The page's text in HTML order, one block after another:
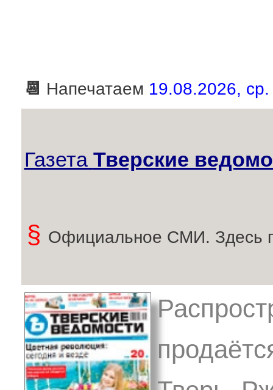
📆 Напечатаем 19.08.2026, ср.
Газета Тверские
§ Официальное СМИ. Здесь